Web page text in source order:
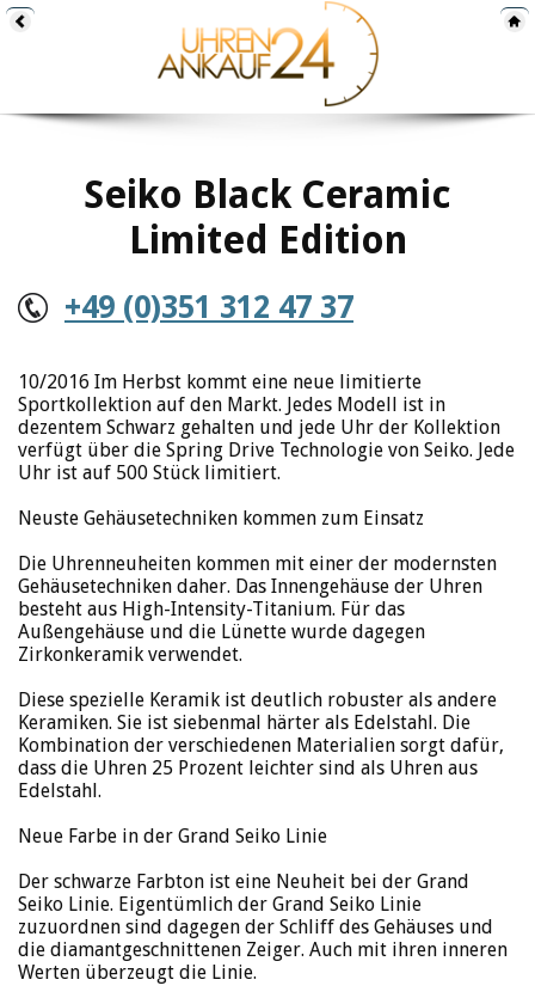
Seiko Black Ceramic
Limited Edition
+49 (0)351 312 47 37
10/2016 Im Herbst kommt eine neue limitierte
Sportkollektion auf den Markt. Jedes Modell ist in
dezentem Schwarz gehalten und jede Uhr der Kollektion
verfügt über die Spring Drive Technologie von Seiko. Jede
Uhr ist auf 500 Stück limitiert.
Neuste Gehäusetechniken kommen zum Einsatz
Die Uhrenneuheiten kommen mit einer der modernsten
Gehäusetechniken daher. Das Innengehäuse der Uhren
besteht aus High-Intensity-Titanium. Für das
Außengehäuse und die Lünette wurde dagegen
Zirkonkeramik verwendet.
Diese spezielle Keramik ist deutlich robuster als andere
Keramiken. Sie ist siebenmal härter als Edelstahl. Die
Kombination der verschiedenen Materialien sorgt dafür,
dass die Uhren 25 Prozent leichter sind als Uhren aus
Edelstahl.
Neue Farbe in der Grand Seiko Linie
Der schwarze Farbton ist eine Neuheit bei der Grand
Seiko Linie. Eigentümlich der Grand Seiko Linie
zuzuordnen sind dagegen der Schliff des Gehäuses und
die diamantgeschnittenen Zeiger. Auch mit ihren inneren
Werten überzeugt die Linie.